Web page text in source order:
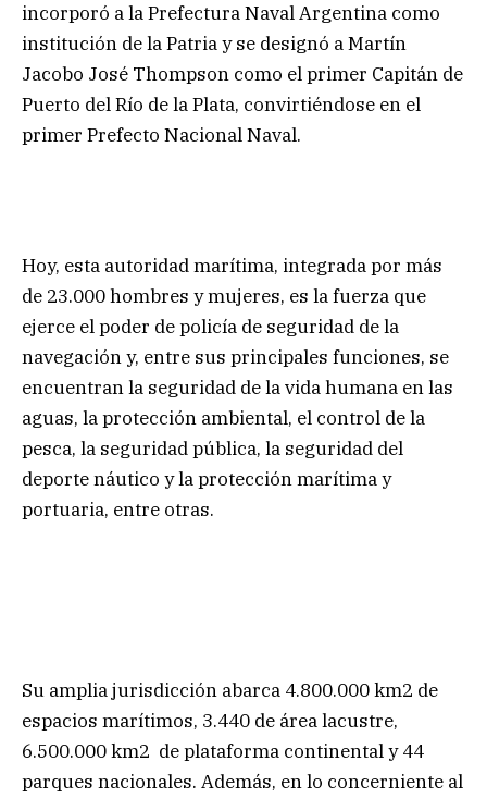
incorporó a la Prefectura Naval Argentina como
institución de la Patria y se designó a Martín
Jacobo José Thompson como el primer Capitán de
Puerto del Río de la Plata, convirtiéndose en el
primer Prefecto Nacional Naval.
Hoy, esta autoridad marítima, integrada por más
de 23.000 hombres y mujeres, es la fuerza que
ejerce el poder de policía de seguridad de la
navegación y, entre sus principales funciones, se
encuentran la seguridad de la vida humana en las
aguas, la protección ambiental, el control de la
pesca, la seguridad pública, la seguridad del
deporte náutico y la protección marítima y
portuaria, entre otras.
Su amplia jurisdicción abarca 4.800.000 km2 de
espacios marítimos, 3.440 de área lacustre,
6.500.000 km2 de plataforma continental y 44
parques nacionales. Además, en lo concerniente al